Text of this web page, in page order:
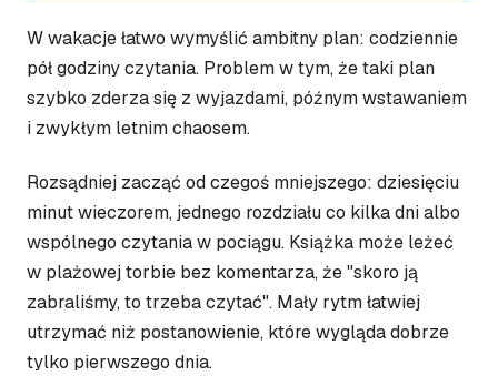
W wakacje łatwo wymyślić ambitny plan: codziennie
pół godziny czytania. Problem w tym, że taki plan
szybko zderza się z wyjazdami, późnym wstawaniem
i zwykłym letnim chaosem.
Rozsądniej zacząć od czegoś mniejszego: dziesięciu
minut wieczorem, jednego rozdziału co kilka dni albo
wspólnego czytania w pociągu. Książka może leżeć
w plażowej torbie bez komentarza, że "skoro ją
zabraliśmy, to trzeba czytać". Mały rytm łatwiej
utrzymać niż postanowienie, które wygląda dobrze
tylko pierwszego dnia.